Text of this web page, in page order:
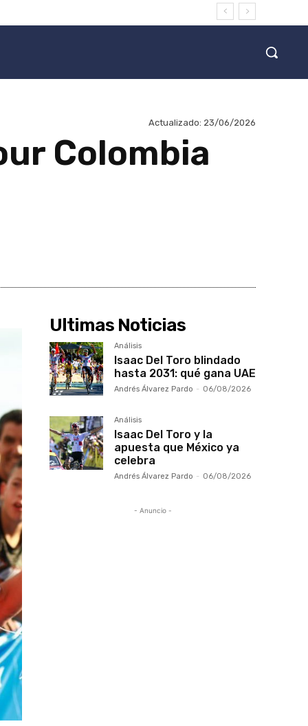
Actualizado: 23/06/2026
Colombia
Ultimas Noticias
Análisis
Isaac Del Toro blindado
hasta 2031: qué gana UAE
Andrés Álvarez Pardo - 06/08/2026
Análisis
Isaac Del Toro y la
apuesta que México ya
celebra
Andrés Álvarez Pardo - 06/08/2026
- Anuncio -